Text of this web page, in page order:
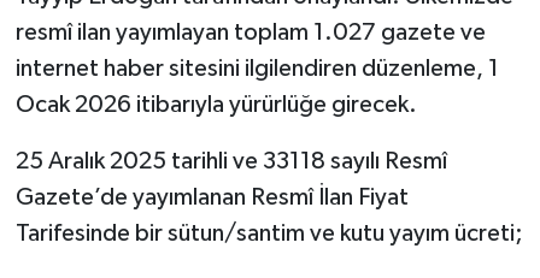
resmî ilan yayımlayan toplam 1.027 gazete ve
internet haber sitesini ilgilendiren düzenleme, 1
Ocak 2026 itibarıyla yürürlüğe girecek.
25 Aralık 2025 tarihli ve 33118 sayılı Resmî
Gazete’de yayımlanan Resmî İlan Fiyat
Tarifesinde bir sütun/santim ve kutu yayım ücreti;
Vasıta
Vefat Haberleri
Yaşam